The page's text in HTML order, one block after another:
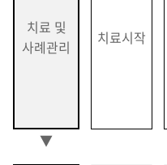
치료 및
사례관리
치료시작
▼